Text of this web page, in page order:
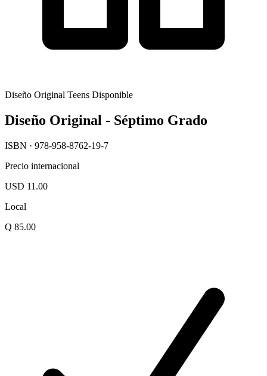
Diseño Original Teens Disponible
Diseño Original - Séptimo Grado
ISBN · 978-958-8762-19-7
Precio internacional
USD 11.00
Local
Q 85.00